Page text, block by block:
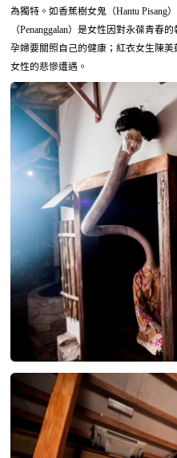
為獨特。如香蕉樹女鬼（Hantu Pisang
（Penanggalan）是女性因對永葆青春
孕婦要關照自己的健康；紅衣女生陳美
女性的悲慘遭遇。